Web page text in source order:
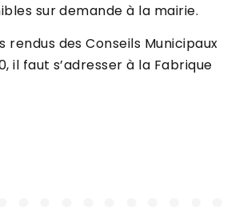
sur demande à la mairie.
rendus des Conseils Municipaux
il faut s’adresser à la Fabrique